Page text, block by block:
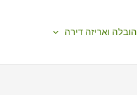
הובלה ואריזה דירה